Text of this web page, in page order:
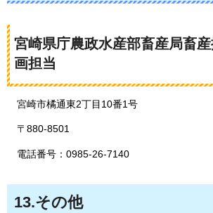
宮崎県庁農政水産部畜産局畜
画担当
宮崎市橘通東2丁目10番1号
〒880-8501
電話番号：0985-26-7140
13.その他